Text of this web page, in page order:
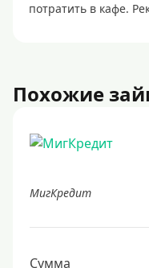
потратить в кафе.
Похожие
МигКредит
Сумма